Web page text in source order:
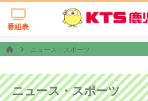
番組表
ニュース・スポーツ
ニュース・スポーツ